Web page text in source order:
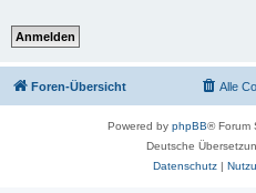
Foren-Übersicht Alle
Powered by phpBB® Forum
Deutsche
Datenschutz|